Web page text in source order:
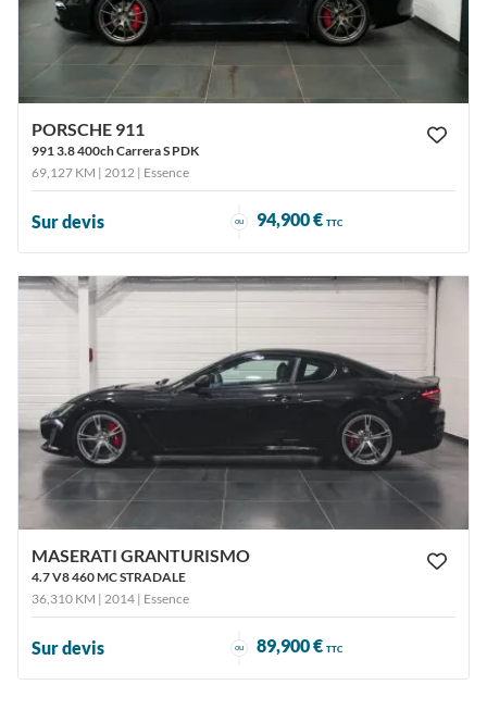
PORSCHE 911
991 3.8 400ch Carrera S PDK
69,127 KM | 2012 | Essence
Sur devis ou 94,900 € TTC
MASERATI GRANTURISMO
4.7 V8 460 MC STRADALE
36,310 KM | 2014 | Essence
Sur devis ou 89,900 € TTC